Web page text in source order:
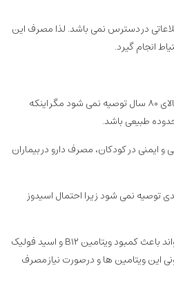
در دسترس نمی باشد. لذا مصرف این
انجام گیرد.
*مصرف این دارو در سالمندان بالای ۸۰ سال توصیه نمی شود مگر اینکه
طبیعی باشد.
ایمنی در کودکان، مصرف دارو در بیماران
توصیه نمی شود زیرا احتمال اسیدوز
*مصرف طولانی مدت دارو می تواند باعث کمبود ویتامین B۱۲ و اسید فولیک
این ویتامین ها و درصورت نیاز مصرف